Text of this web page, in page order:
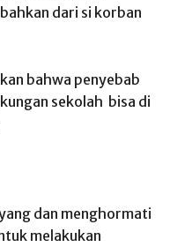
dari si korban
bahwa penyebab
sekolah bisa di
dan menghormati
melakukan